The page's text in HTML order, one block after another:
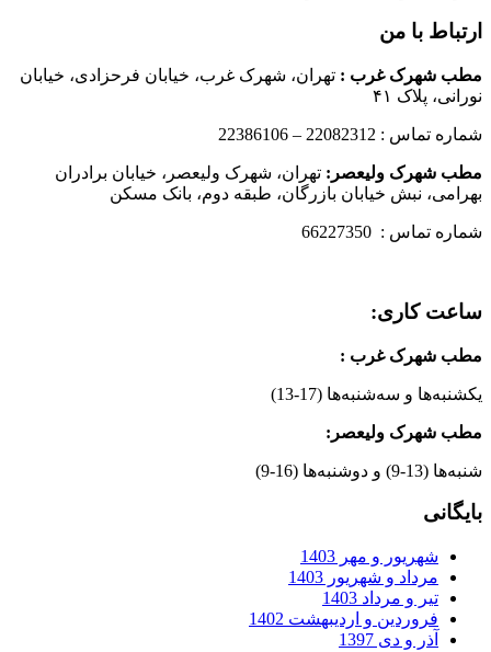
ارتباط با من
مطب شهرک غرب : تهران، شهرک غرب، خیابان فرحزادی، خیابان
نورانی، پلاک ۴۱
شماره تماس : 22082312 – 22386106
مطب شهرک ولیعصر: تهران، شهرک ولیعصر، خیابان برادران
بهرامی، نبش خیابان بازرگان، طبقه دوم، بانک مسکن
شماره تماس : 66227350
ساعت کاری:
مطب شهرک غرب :
یکشنبه‌ها و سه‌شنبه‌ها (17-13)
مطب شهرک ولیعصر:
شنبه‌ها (13-9) و دوشنبه‌ها (16-9)
بایگانی
شهریور و مهر 1403
مرداد و شهریور 1403
تیر و مرداد 1403
فروردین و اردیبهشت 1402
آذر و دی 1397